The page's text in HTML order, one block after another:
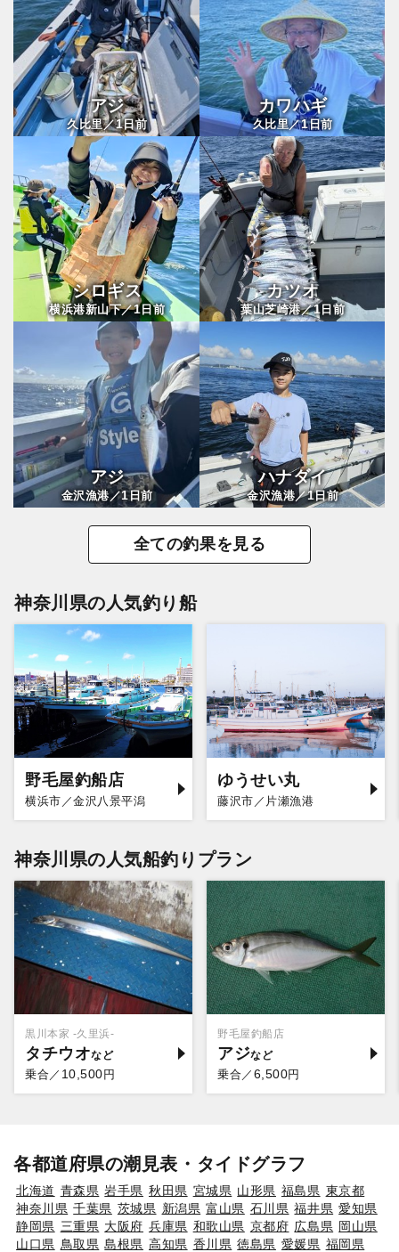
アジ
久比里／1日前
カワハギ
久比里／1日前
シロギス
横浜港新山下／1 日前
カツオ
葉山芝崎港／1 日前
アジ
金沢漁港／1日前
ハナダイ
金沢漁港／1日前
全ての釣果を見る
神奈川県の人気釣り船
野毛屋釣船店
横浜市／金沢八景平潟
ゆうせい丸
藤沢市／片瀬漁港
神奈川県の人気船釣りプラン
黒川本家 -久里浜-
タチウオ
乗合／ 10,500円
野毛屋釣船店
アジ
乗合／ 6,500円
各都道府県の潮見表・タイドグラフ
北海道 青森県 岩手県 秋田県 宮城県 山形県 福島県 東京都
神奈川県 千葉県 茨城県 新潟県 富山県 石川県 福井県 愛知県
静岡県 三重県 大阪府 兵庫県 和歌山県 京都府 広島県 岡山県
山口県 鳥取県 島根県 高知県 香川県 徳島県 愛媛県 福岡県